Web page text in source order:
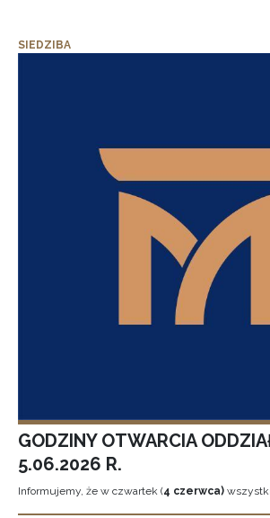
SIEDZIBA
GODZINY OTWARCIA
5.06.2026 R.
Informujemy, że w czwartek (4 czerwca)